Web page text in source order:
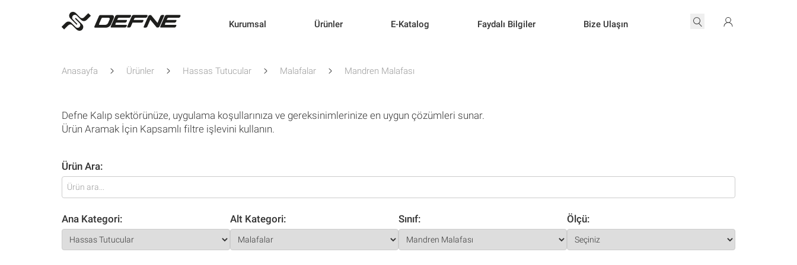
Kurumsal Ürünler E-Katalog Faydalı Bilgiler Bize Ulaşın
Anasayfa Ürünler Hassas Tutucular Malafalar Mandren Malafası
Defne Kalıp sektörünüze, uygulama koşullarınıza ve gereksinimlerinize en uygun çözümleri sunar.
Ürün Aramak İçin Kapsamlı filtre işlevini kullanın.
Ürün Ara:
Ana Kategori: Alt Kategori: Sınıf: Ölçü: